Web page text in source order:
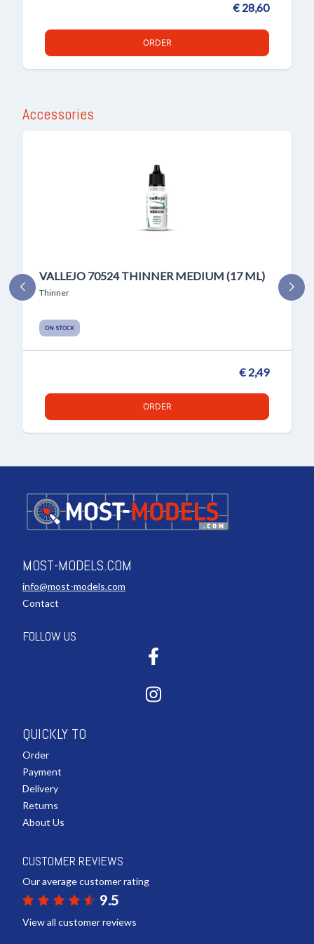
€ 28,60
ORDER
Accessories
VALLEJO 70524 THINNER MEDIUM (17 ML)
Thinner
ON STOCK
€ 2,49
ORDER
MOST-MODELS.COM
info@most-models.com
Contact
FOLLOW US
QUICKLY TO
Order
Payment
Delivery
Returns
About Us
CUSTOMER REVIEWS
Our average customer rating
9.5
View all customer reviews